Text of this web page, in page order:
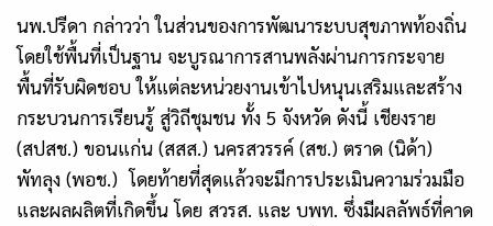
นพ.ปรีดา กล่าวว่า ในส่วนของการพัฒนาระบบสุขภาพท้องถิ่น
โดยใช้พื้นที่เป็นฐาน จะบูรณาการสานพลังผ่านการกระจาย
พื้นที่รับผิดชอบ ให้แต่ละหน่วยงานเข้าไปหนุนเสริมและสร้าง
กระบวนการเรียนรู้ สู่วิถีชุมชน ทั้ง 5 จังหวัด ดังนี้ เชียงราย
(สปสช.) ขอนแก่น (สสส.) นครสวรรค์ (สช.) ตราด (นิด้า)
พัทลุง (พอช.) โดยท้ายที่สุดแล้วจะมีการประเมินความร่วมมือ
และผลผลิตที่เกิดขึ้น โดย สวรส. และ บพท. ซึ่งมีผลลัพธ์ที่คาด